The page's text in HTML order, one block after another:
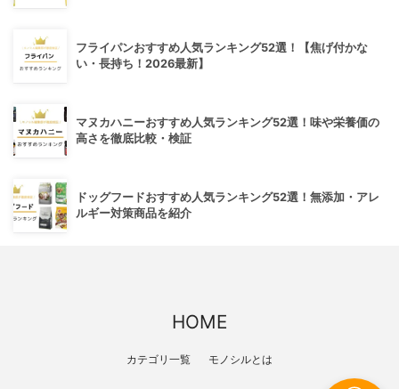
フライパンおすすめ人気ランキング52選！【焦げ付かな
い・長持ち！2026最新】
マヌカハニーおすすめ人気ランキング52選！味や栄養価の
高さを徹底比較・検証
ドッグフードおすすめ人気ランキング52選！無添加・アレ
ルギー対策商品を紹介
HOME
カテゴリ一覧 モノシルとは